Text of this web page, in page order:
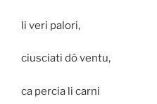
li veri palori,
ciusciati dô ventu,
ca percia li carni